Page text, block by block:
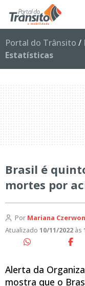
Portal do Trânsito /
Estatísticas
Brasil é
mortes por
Por Mariana
Atualizado 10/11/2022 às
Alerta da
mostra que o